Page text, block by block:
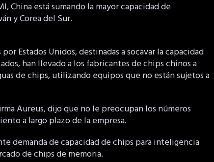
China está sumando la mayor capacidad de
y Corea del Sur.
Estados Unidos, destinadas a socavar la capacidad
han llevado a los fabricantes de chips chinos a
de chips, utilizando equipos que no están sujetos a
Aureus, dijo que no le preocupan los números
a largo plazo de la empresa.
demanda de capacidad de chips para inteligencia
de chips de memoria.